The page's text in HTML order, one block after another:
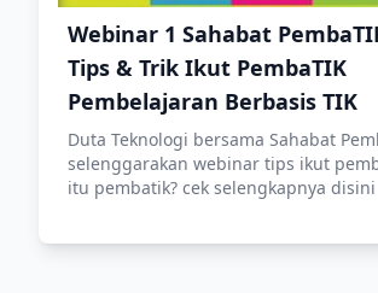
Webinar 1 Sahabat
Tips & Trik Ikut PembaTIK
Pembelajaran Berbasis TIK
Duta Teknologi bersama Sahabat
selenggarakan webinar tips ikut
itu pembatik? cek selengkapnya disini